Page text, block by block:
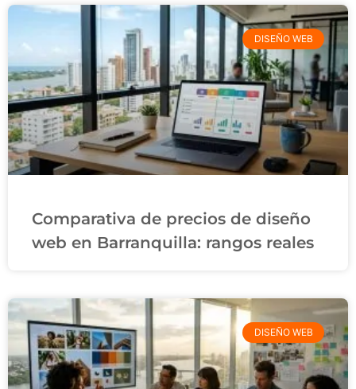
DISEÑO WEB
Comparativa de precios de diseño
web en Barranquilla: rangos reales
DISEÑO WEB